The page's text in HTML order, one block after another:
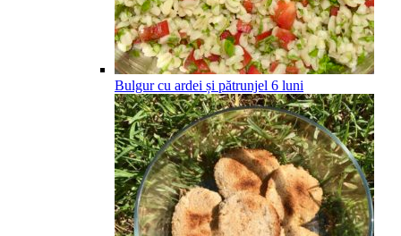
Bulgur cu ardei și pătrunjel 6 luni